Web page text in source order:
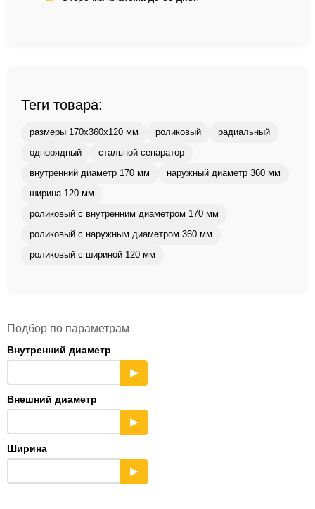
Теги товара:
размеры 170x360x120 мм роликовый радиальный
однорядный стальной сепаратор
внутренний диаметр 170 мм наружный диаметр 360 мм
ширина 120 мм
роликовый с внутренним диаметром 170 мм
роликовый с наружным диаметром 360 мм
роликовый с шириной 120 мм
Подбор по параметрам
Внутренний диаметр
▶
Внешний диаметр
▶
Ширина
▶